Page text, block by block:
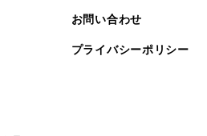
お問い合わせ
プライバシーポリシー